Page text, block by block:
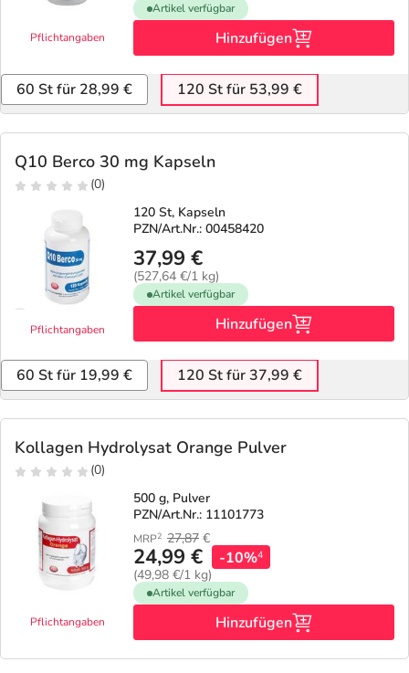
Pflichtangaben
Artikel verfügbar
Hinzufügen
60 St für 28,99 € 120 St für 53,99 €
Q10 Berco 30 mg Kapseln
(0)
Pflichtangaben
120 St, Kapseln
PZN/Art.Nr.: 00458420
37,99 €
(527,64 €/1 kg)
Artikel verfügbar
Hinzufügen
60 St für 19,99 € 120 St für 37,99 €
Kollagen Hydrolysat Orange Pulver
(0)
Pflichtangaben
500 g, Pulver
PZN/Art.Nr.: 11101773
MRP2 27,87 €
24,99 €
(49,98 €/1 kg)
-10%4
Artikel verfügbar
Hinzufügen